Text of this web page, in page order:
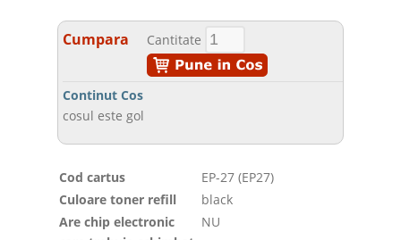
Cumpara Cantitate
Continut Cos
cosul este gol
Cod cartus
EP-27 (EP27)
Culoare toner refill
black
Are chip electronic
NU